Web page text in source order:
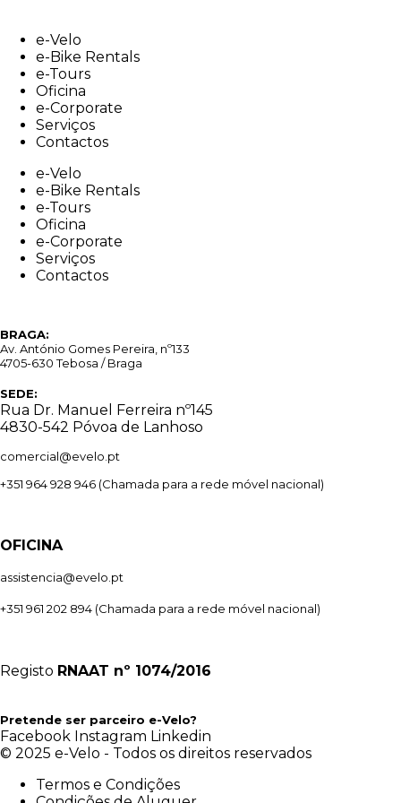
contente-Velo
e-Bike Rentals
e-Tours
Oficina
e-Corporate
Serviços
Contactos
e-Velo
e-Bike Rentals
e-Tours
Oficina
e-Corporate
Serviços
Contactos
BRAGA:
Av. António Gomes Pereira, nº133
4705-630 Tebosa / Braga
SEDE:
Rua Dr. Manuel Ferreira nº145
4830-542 Póvoa de Lanhoso
comercial@evelo.pt
+351 964 928 946 (Chamada para a rede móvel nacional)
OFICINA
assistencia@evelo.pt
+351 961 202 894 (Chamada para a rede móvel nacional)
Registo RNAAT nº 1074/2016
Pretende ser parceiro e-Velo?
Facebook Instagram Linkedin
© 2025 e-Velo - Todos os direitos reservados
Termos e Condições